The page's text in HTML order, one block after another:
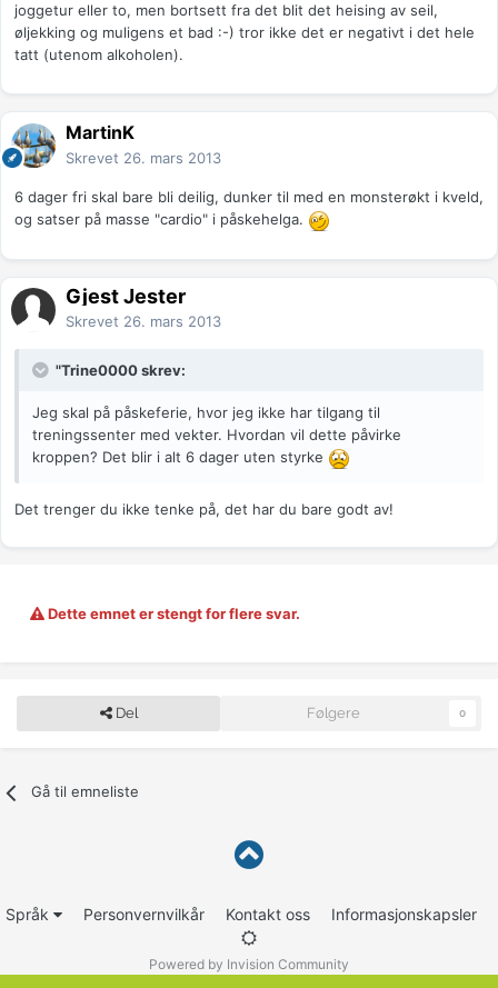
joggetur eller to, men bortsett fra det blit det heising av seil,
øljekking og muligens et bad :-) tror ikke det er negativt i det hele
tatt (utenom alkoholen).
MartinK
Skrevet 26. mars 2013
6 dager fri skal bare bli deilig, dunker til med en monsterøkt i kveld,
og satser på masse "cardio" i påskehelga.
Gjest Jester
Skrevet 26. mars 2013
"Trine0000 skrev:
Jeg skal på påskeferie, hvor jeg ikke har tilgang til
treningssenter med vekter. Hvordan vil dette påvirke
kroppen? Det blir i alt 6 dager uten styrke
Det trenger du ikke tenke på, det har du bare godt av!
Dette emnet er stengt for flere svar.
Del Følgere 0
Gå til emneliste
Språk Personvernvilkår Kontakt oss Informasjonskapsler
Powered by Invision Community